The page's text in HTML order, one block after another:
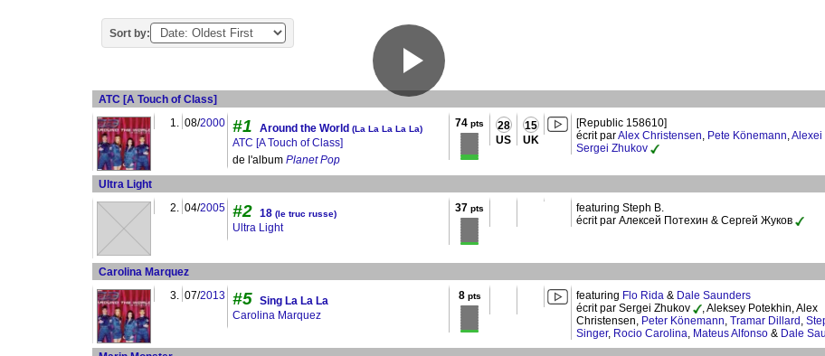
Sort by:
ATC [A Touch of Class]
1. 08/2000 #1 Around the World (La La La La La)
ATC [A Touch of Class]
de l'album Planet Pop
74 pts 28
US
15
UK
[Republic 158610]
écrit parAlex Christensen, Pete Könemann,Alexei
Sergei Zhukov
Ultra Light
2. 04/2005 #2 18 (le truc russe)
Ultra Light
37 pts
featuring Steph B.
écrit par Алексей Потехин & Сергей Жуков
Carolina Marquez
3. 07/2013 #5 Sing La La La
Carolina Marquez
8pts featuring Flo Rida & Dale Saunders
écrit par Sergei Zhukov
, Aleksey Potekhin, Alex
Christensen, Peter Könemann, Tramar Dillard ,
Singer, Rocio Carolina, Mateus Alfonso & Dale